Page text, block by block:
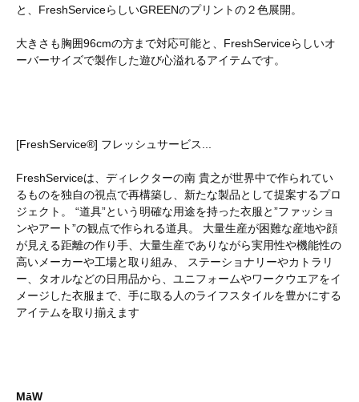
と、FreshServiceらしいGREENのプリントの２色展開。
大きさも胸囲96cmの方まで対応可能と、FreshServiceらしいオ
ーバーサイズで製作した遊び心溢れるアイテムです。
[FreshService®] フレッシュサービス...
FreshServiceは、ディレクターの南 貴之が世界中で作られてい
るものを独自の視点で再構築し、新たな製品として提案するプロ
ジェクト。 “道具”という明確な用途を持った衣服と”ファッショ
ンやアート”の観点で作られる道具。 大量生産が困難な産地や顔
が見える距離の作り手、大量生産でありながら実用性や機能性の
高いメーカーや工場と取り組み、 ステーショナリーやカトラリ
ー、タオルなどの日用品から、ユニフォームやワークウエアをイ
メージした衣服まで、手に取る人のライフスタイルを豊かにする
アイテムを取り揃えます
MāW